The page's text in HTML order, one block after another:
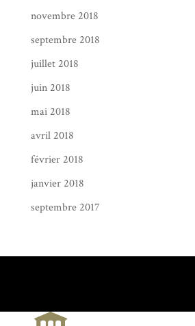
novembre 2018
septembre 2018
juillet 2018
juin 2018
mai 2018
avril 2018
février 2018
janvier 2018
septembre 2017